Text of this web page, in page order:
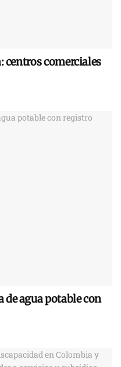
centros comerciales
agua potable con